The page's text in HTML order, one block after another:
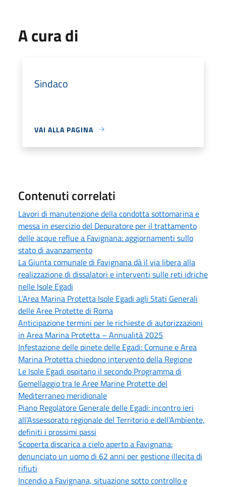
A cura di
Sindaco
VAI ALLA PAGINA
Contenuti correlati
Lavori di manutenzione della condotta sottomarina e
messa in esercizio del Depuratore per il trattamento
delle acque reflue a Favignana: aggiornamenti sullo
stato di avanzamento
La Giunta comunale di Favignana dà il via libera alla
realizzazione di dissalatori e interventi sulle reti idriche
nelle Isole Egadi
L’Area Marina Protetta Isole Egadi agli Stati Generali
delle Aree Protette di Roma
Anticipazione termini per le richieste di autorizzazioni
in Area Marina Protetta – Annualità 2025
Infestazione delle pinete delle Egadi: Comune e Area
Marina Protetta chiedono intervento della Regione
Le Isole Egadi ospitano il secondo Programma di
Gemellaggio tra le Aree Marine Protette del
Mediterraneo meridionale
Piano Regolatore Generale delle Egadi: incontro ieri
all'Assessorato regionale del Territorio e dell'Ambiente,
definiti i prossimi passi
Scoperta discarica a cielo aperto a Favignana:
denunciato un uomo di 62 anni per gestione illecita di
rifiuti
Incendio a Favignana, situazione sotto controllo e